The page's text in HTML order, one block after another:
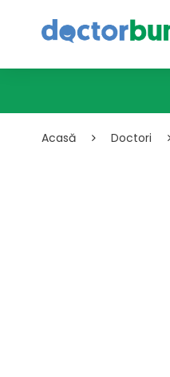
Acasă Doctori